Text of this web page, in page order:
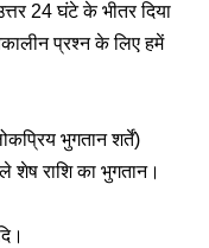
24 घंटे के भीतर दिया
प्रश्न के लिए हमें
भुगतान शर्तें)
शेष राशि का भुगतान।